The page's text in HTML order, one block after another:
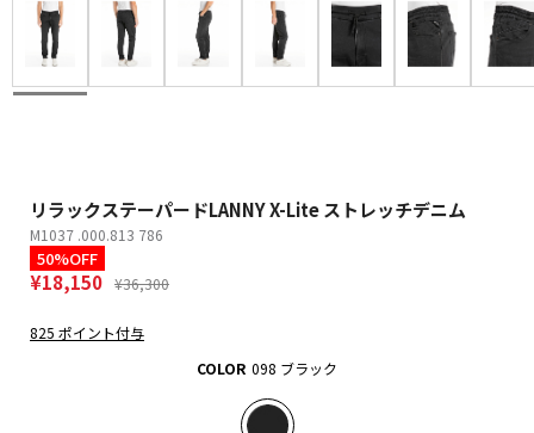
リラックステーパードLANNY X-Lite ストレッチデニム
M1037 .000.813 786
50%OFF
¥18,150 ¥36,300
825 ポイント付与
COLOR 098 ブラック